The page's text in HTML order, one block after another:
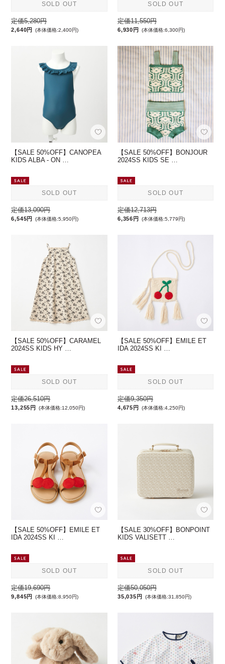
SOLD OUT
定価5,280円
2,640円 (本体価格:2,400円)
SOLD OUT
定価11,550円
6,930円 (本体価格:6,300円)
【SALE 50%OFF】CANOPEA
KIDS ALBA - ON …
SOLD OUT
定価13,090円
6,545円 (本体価格:5,950円)
【SALE 50%OFF】BONJOUR
2024SS KIDS SE …
SOLD OUT
定価12,713円
6,356円 (本体価格:5,779円)
【SALE 50%OFF】CARAMEL
2024SS KIDS HY …
SOLD OUT
定価26,510円
13,255円 (本体価格:12,050円)
【SALE 50%OFF】EMILE ET
IDA 2024SS KI …
SOLD OUT
定価9,350円
4,675円 (本体価格:4,250円)
【SALE 50%OFF】EMILE ET
IDA 2024SS KI …
SOLD OUT
定価19,690円
9,845円 (本体価格:8,950円)
【SALE 30%OFF】BONPOINT
KIDS VALISETT …
SOLD OUT
定価50,050円
35,035円 (本体価格:31,850円)